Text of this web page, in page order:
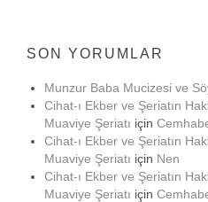
SON YORUMLAR
Munzur Baba Mucizesi ve
Cihat-ı Ekber ve Şeriatın
Muaviye Şeriatı için
Cihat-ı Ekber ve Şeriatın
Muaviye Şeriatı için Nen
Cihat-ı Ekber ve Şeriatın
Muaviye Şeriatı için